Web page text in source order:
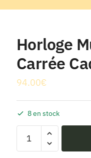
Horloge
Carrée
94.00€
8 en stock